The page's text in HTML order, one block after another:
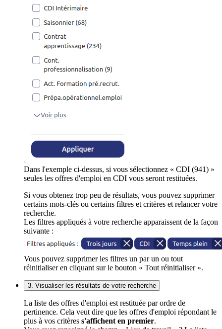
Dans l'exemple ci-dessus, si vous sélectionnez « CDI (941) »
seules les offres d'emploi en CDI vous seront restituées.
Si vous obtenez trop peu de résultats, vous pouvez supprimer
certains mots-clés ou certains filtres et critères et relancer votre
recherche.
Les filtres appliqués à votre recherche apparaissent de la façon
suivante :
Vous pouvez supprimer les filtres un par un ou tout
réinitialiser en cliquant sur le bouton « Tout réinitialiser ».
3. Visualiser les résultats de votre recherche
La liste des offres d'emploi est restituée par ordre de
pertinence. Cela veut dire que les offres d'emploi répondant le
plus à vos critères s'affichent en premier.